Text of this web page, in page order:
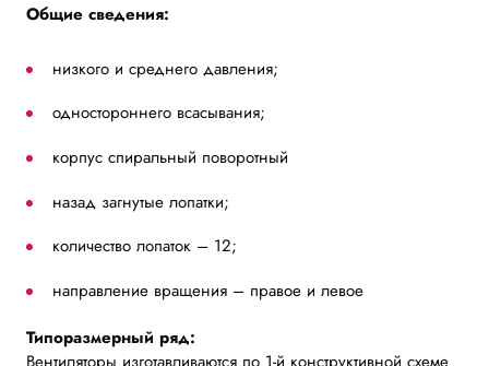
Общие сведения:
низкого и среднего давления;
одностороннего всасывания;
корпус спиральный поворотный
назад загнутые лопатки;
количество лопаток – 12;
направление вращения – правое и левое
Типоразмерный ряд: